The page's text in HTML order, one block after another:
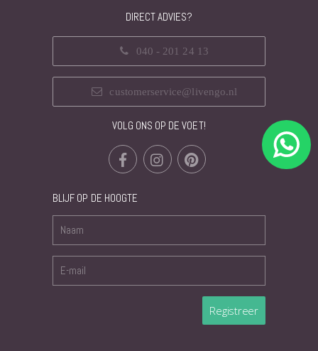
DIRECT ADVIES?
040 - 201 24 13
customerservice@livengo.nl
VOLG ONS OP DE VOET!
BLIJF OP DE HOOGTE
Registreer